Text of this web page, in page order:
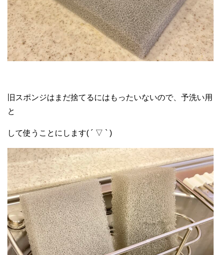
旧スポンジはまだ捨てるにはもったいないので、予洗い用
と
して使うことにします( ´ ▽ ` )